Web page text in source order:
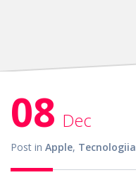
08 Dec
Post in Apple, Tecnologiia